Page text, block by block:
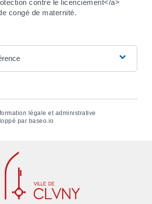
contre le licenciement</a>
congé de maternité.
légale et administrative
par baseo.io